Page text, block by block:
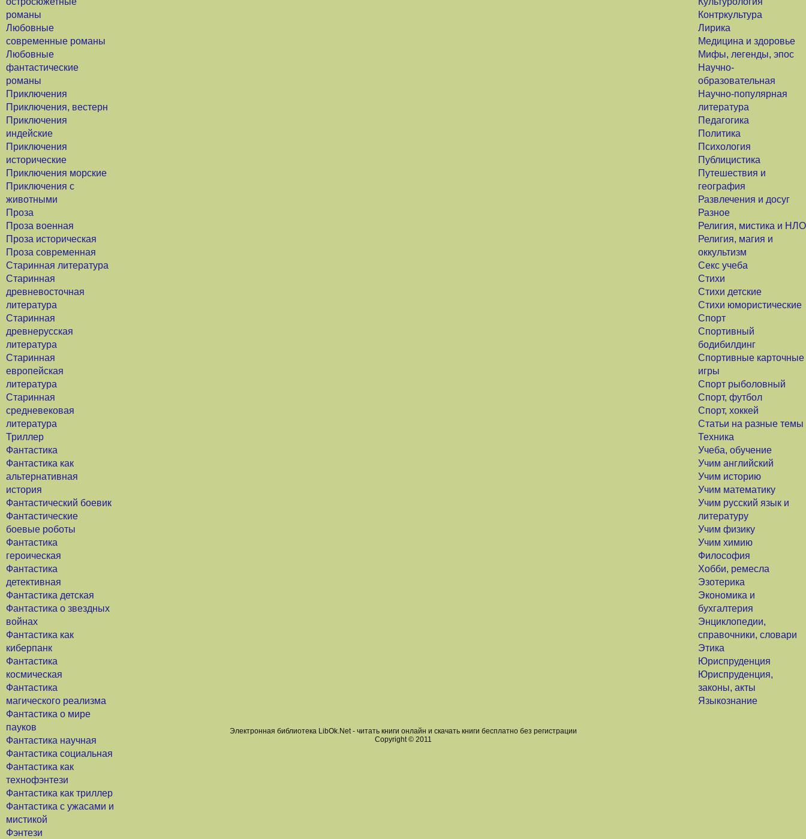
романы
Любовные
современные романы
Любовные
фантастические
романы
Приключения
Приключения, вестерн
Приключения
индейские
Приключения
исторические
Приключения морские
Приключения с
животными
Проза
Проза военная
Проза историческая
Проза современная
Старинная литература
Старинная
древневосточная
литература
Старинная
древнерусская
литература
Старинная
европейская
литература
Старинная
средневековая
литература
Триллер
Фантастика
Фантастика как
альтернативная
история
Фантастический боевик
Фантастические
боевые роботы
Фантастика
героическая
Фантастика
детективная
Фантастика детская
Фантастика о звездных
войнах
Фантастика как
киберпанк
Фантастика
космическая
Фантастика
магического реализма
Фантастика о мире
пауков
Фантастика научная
Фантастика социальная
Фантастика как
технофэнтези
Фантастика как триллер
Фантастика с ужасами и
мистикой
Фэнтези
Контркультура
Лирика
Медицина и здоровье
Мифы, легенды, эпос
Научно-
образовательная
Научно-популярная
литература
Педагогика
Политика
Психология
Публицистика
Путешествия и
география
Развлечения и досуг
Разное
Религия, мистика и НЛО
Религия, магия и
оккультизм
Секс учеба
Стихи
Стихи детские
Стихи юмористические
Спорт
Спортивный
бодибилдинг
Спортивные карточные
игры
Спорт рыболовный
Спорт, футбол
Спорт, хоккей
Статьи на разные темы
Техника
Учеба, обучение
Учим английский
Учим историю
Учим математику
Учим русский язык и
литературу
Учим физику
Учим химию
Философия
Хобби, ремесла
Эзотерика
Экономика и
бухгалтерия
Энциклопедии,
справочники, словари
Этика
Юриспруденция
Юриспруденция,
законы, акты
Языкознание
Электронная библиотека LibOk.Net - читать книги онлайн и скачать книги бесплатно без регистрации
Copyright © 2011